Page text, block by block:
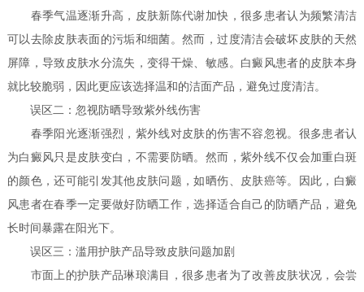
春季气温逐渐升高，皮肤新陈代谢加快，很多患者认为频繁清洁
可以去除皮肤表面的污垢和细菌。然而，过度清洁会破坏皮肤的天然
屏障，导致皮肤水分流失，变得干燥、敏感。白癜风患者的皮肤本身
就比较脆弱，因此更应该选择温和的洁面产品，避免过度清洁。
误区二：忽视防晒导致紫外线伤害
春季阳光逐渐强烈，紫外线对皮肤的伤害不容忽视。很多患者认
为白癜风只是皮肤变白，不需要防晒。然而，紫外线不仅会加重白斑
的颜色，还可能引发其他皮肤问题，如晒伤、皮肤癌等。因此，白癜
风患者在春季一定要做好防晒工作，选择适合自己的防晒产品，避免
长时间暴露在阳光下。
误区三：滥用护肤产品导致皮肤问题加剧
市面上的护肤产品琳琅满目，很多患者为了改善皮肤状况，会尝